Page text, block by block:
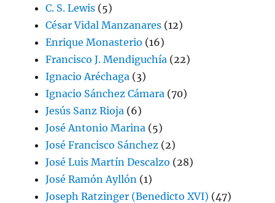
C. S. Lewis (5)
César Vidal Manzanares (12)
Enrique Monasterio (16)
Francisco J. Mendiguchía (22)
Ignacio Aréchaga (3)
Ignacio Sánchez Cámara (70)
Jesús Sanz Rioja (6)
José Antonio Marina (5)
José Francisco Sánchez (2)
José Luis Martín Descalzo (28)
José Ramón Ayllón (1)
Joseph Ratzinger (Benedicto XVI) (47)